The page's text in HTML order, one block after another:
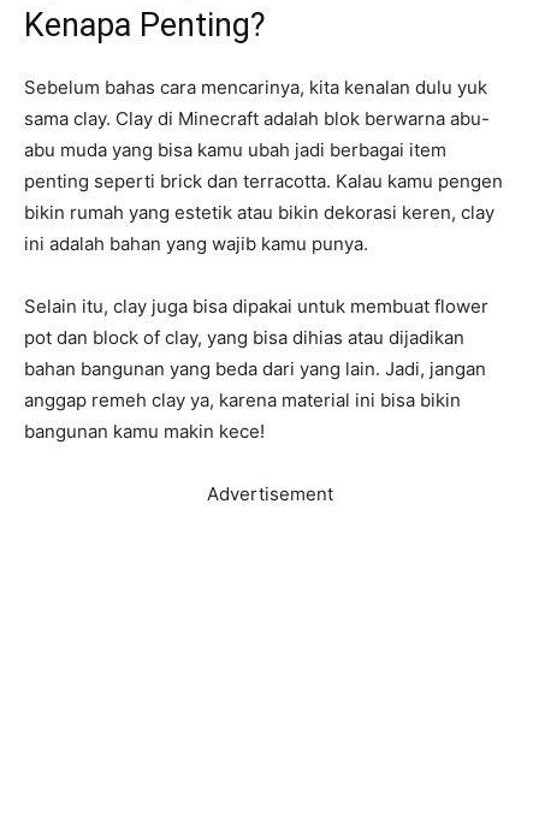
Kenapa Penting?
Sebelum bahas cara mencarinya, kita kenalan dulu yuk
sama clay. Clay di Minecraft adalah blok berwarna abu-
abu muda yang bisa kamu ubah jadi berbagai item
penting seperti brick dan terracotta. Kalau kamu pengen
bikin rumah yang estetik atau bikin dekorasi keren, clay
ini adalah bahan yang wajib kamu punya.
Selain itu, clay juga bisa dipakai untuk membuat flower
pot dan block of clay, yang bisa dihias atau dijadikan
bahan bangunan yang beda dari yang lain. Jadi, jangan
anggap remeh clay ya, karena material ini bisa bikin
bangunan kamu makin kece!
Advertisement